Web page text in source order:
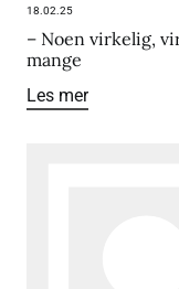
18.02.25
– Noen virkelig,
mange
Les mer